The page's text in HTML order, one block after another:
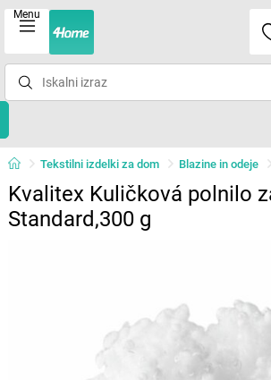
Menu
Tekstilni izdelki za dom Blazine in odeje
Kvalitex Kuličková polnilo
Standard,300 g